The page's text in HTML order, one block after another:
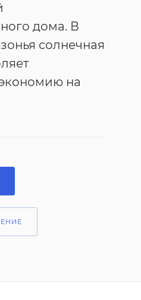
дома. В
солнечная
на